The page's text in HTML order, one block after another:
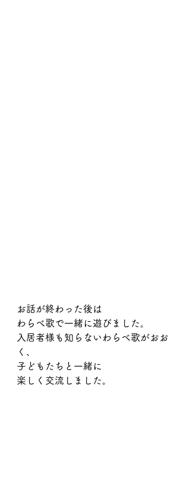
お話が終わった後は
わらべ歌で一緒に遊びました。
入居者様も知らないわらべ歌がおお
く、
子どもたちと一緒に
楽しく交流しました。